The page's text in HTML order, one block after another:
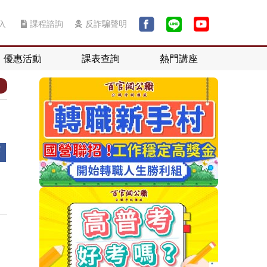
課程諮詢 反詐騙聲明
優惠活動 課表查詢 熱門講座